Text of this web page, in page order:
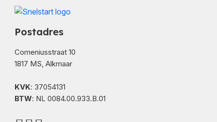
Postadres
Comeniusstraat 10
1817 MS, Alkmaar
KVK: 37054131
BTW: NL 0084.00.933.B.01